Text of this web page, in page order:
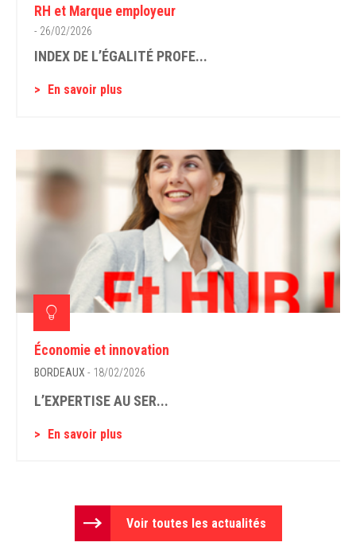
RH et Marque employeur
- 26/02/2026
INDEX DE L’ÉGALITÉ PROFE...
En savoir plus
Économie et innovation
BORDEAUX - 18/02/2026
L’EXPERTISE AU SER...
En savoir plus
Voir toutes les actualités